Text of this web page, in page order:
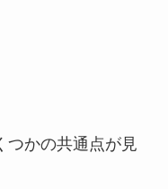
つかの共通点が見